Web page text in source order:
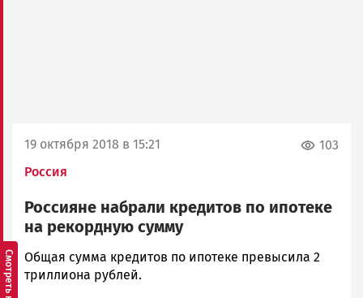
19 октября 2018 в 15:21
Россия
103
Россияне набрали кредитов по ипотеке
на рекордную сумму
Ольга
Гаврилова
Общая сумма кредитов по ипотеке превысила 2
триллиона рублей.